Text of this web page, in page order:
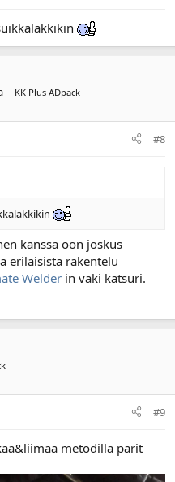
KK Plus ADpack
#8
kanssa oon joskus
erilaisista rakentelu
Welder in vaki katsuri.
#9
metodilla parit